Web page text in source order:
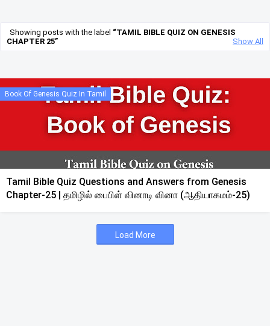
Showing posts with the label
TAMIL BIBLE QUIZ ON GENESIS
CHAPTER 25
Show All
Book Of Genesis Quiz In Tamil
Tamil Bible Quiz Questions and Answers from Genesis
Chapter-25 | தமிழில் பைபிள் வினாடி வினா (ஆதியாகமம்-25)
Load More